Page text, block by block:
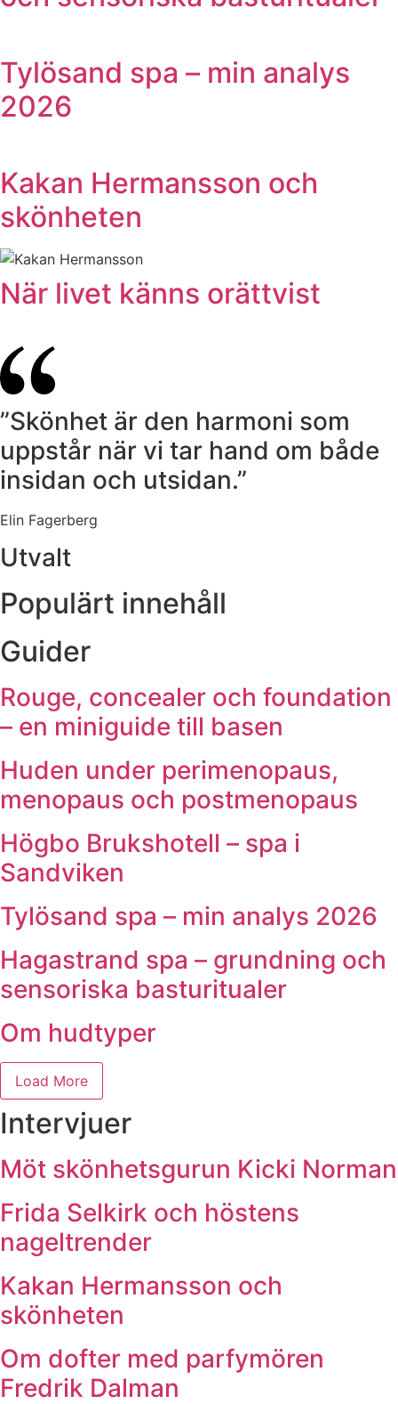
Tylösand spa – min analys
2026
Kakan Hermansson och
skönheten
När livet känns orättvist
”Skönhet är den harmoni som
uppstår när vi tar hand om både
insidan och utsidan.”
Elin Fagerberg
Utvalt
Populärt innehåll
Guider
Rouge, concealer och foundation
– en miniguide till basen
Huden under perimenopaus,
menopaus och postmenopaus
Högbo Brukshotell – spa i
Sandviken
Tylösand spa – min analys 2026
Hagastrand spa – grundning och
sensoriska basturitualer
Om hudtyper
Load More
Intervjuer
Möt skönhetsgurun Kicki Norman
Frida Selkirk och höstens
nageltrender
Kakan Hermansson och
skönheten
Om dofter med parfymören
Fredrik Dalman